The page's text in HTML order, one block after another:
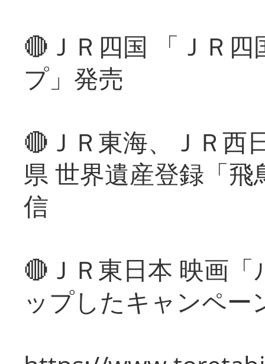
🔴ＪＲ四国 「ＪＲ
プ」発売
🔴ＪＲ東海、ＪＲ西
県 世界遺産登録「
信
🔴ＪＲ東日本 映画
ップしたキャンペー